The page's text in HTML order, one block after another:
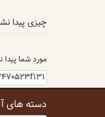
چیزی پیدا
مورد شما پیدا
جستجو
برای:
دسته های